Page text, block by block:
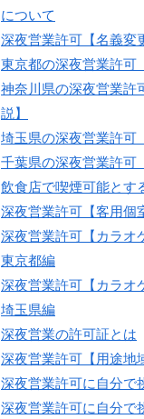
について
深夜営業許可【名義変
東京都の深夜営業許可
神奈川県の深夜営業許
説】
埼玉県の深夜営業許可
千葉県の深夜営業許可
飲食店で喫煙可能とす
深夜営業許可【客用個
深夜営業許可【カラオ
東京都編
深夜営業許可【カラオ
埼玉県編
深夜営業の許可証とは
深夜営業許可【用途地
深夜営業許可に自分で
深夜営業許可に自分で